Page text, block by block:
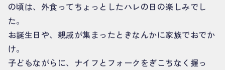
の頃は、外食ってちょっとしたハレの日の楽しみでし
た。
お誕生日や、親戚が集まったときなんかに家族でおでか
け。
子どもながらに、ナイフとフォークをぎこちなく握っ